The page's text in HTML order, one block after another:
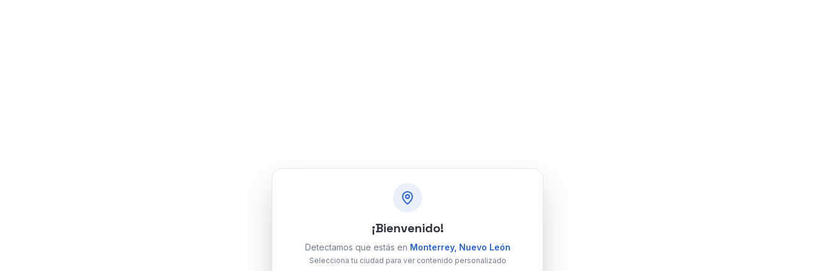
¡Bienvenido!
Detectamos que estás en Monterrey, Nuevo León
Selecciona tu ciudad para ver contenido personalizado